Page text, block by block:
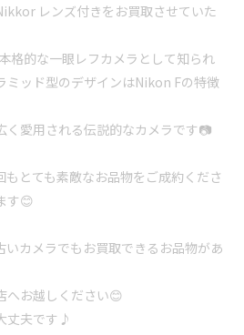
レンズ付きをお買取させていた
格的な一眼レフカメラとして知られ
ミッド型のデザインはNikon Fの特徴
く愛用される伝説的なカメラです📷
とても素敵なお品物をご成約くださ
す😊
いカメラでもお買取できるお品物があ
へお越しください😊
丈夫です♪